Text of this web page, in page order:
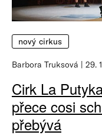
nový cirkus
Barbora Truksová 29.
Cirk La
přece cosi
přebývá